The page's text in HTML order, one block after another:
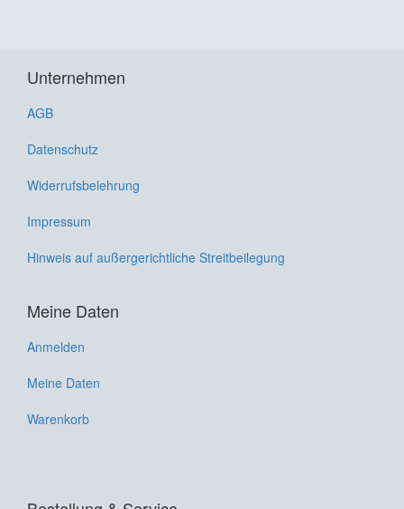
Unternehmen
AGB
Datenschutz
Widerrufsbelehrung
Impressum
Hinweis auf außergerichtliche Streitbeilegung
Meine Daten
Anmelden
Meine Daten
Warenkorb